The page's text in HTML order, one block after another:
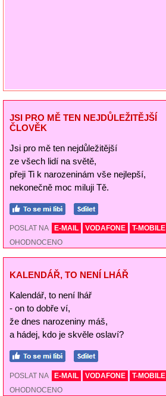
JSI PRO MĚ TEN NEJDŮLEŽITĚJŠÍ
ČLOVĚK
Jsi pro mě ten nejdůležitější
ze všech lidí na světě,
přeji Ti k narozeninám vše nejlepší,
nekonečně moc miluji Tě.
POSLAT NA E-MAIL VODAFONE T-MOBILE
OHODNOCENO
KALENDÁŘ, TO NENÍ LHÁŘ
Kalendář, to není lhář
- on to dobře ví,
že dnes narozeniny máš,
a hádej, kdo je skvěle oslaví?
POSLAT NA E-MAIL VODAFONE T-MOBILE
OHODNOCENO